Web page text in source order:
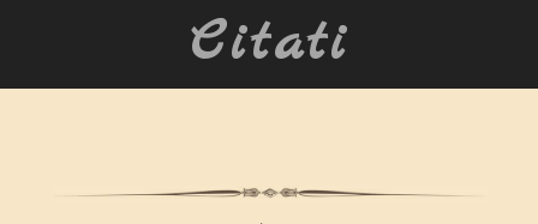
Citati